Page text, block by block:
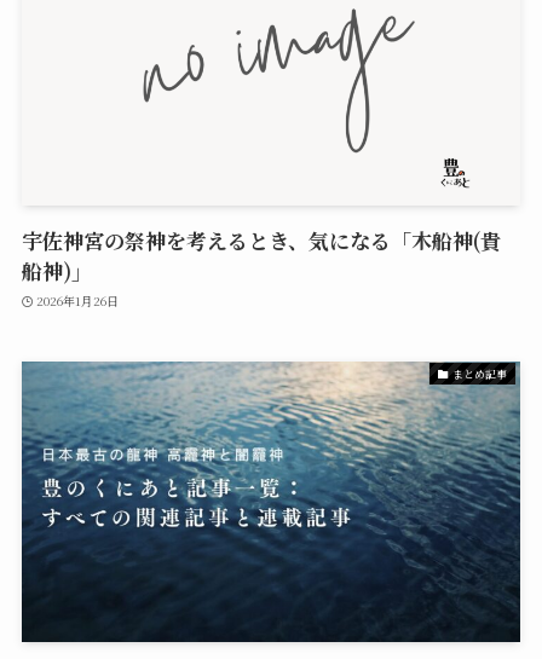
宇佐神宮の祭神を考えるとき、気になる「木船神(貴
船神)」
2026年1月26日
まとめ記事